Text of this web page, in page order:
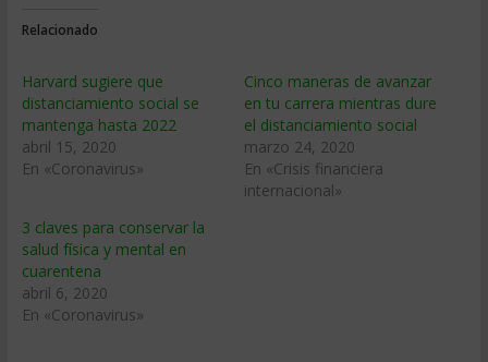
Relacionado
Harvard sugiere que
distanciamiento social se
mantenga hasta 2022
abril 15, 2020
En «Coronavirus»
Cinco maneras de avanzar
en tu carrera mientras dure
el distanciamiento social
marzo 24, 2020
En «Crisis financiera
internacional»
3 claves para conservar la
salud física y mental en
cuarentena
abril 6, 2020
En «Coronavirus»